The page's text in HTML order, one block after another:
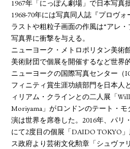
1967年「にっぽん劇場」で日本写真
1968-70年には写真同人誌『プロヴ
ラストや粗粒子画面の作風は“アレ・
写真界に衝撃を与える。
ニューヨーク・メトロポリタン美術
美術財団で個展を開催するなど世界
ニューヨークの国際写真センター（
フィニティ賞生涯功績部門を日本人
ィリアム・クラインとの二人展「
Moriyama」がロンドンのテート・
演は世界を席巻した。2016年、パリ
にて2度目の個展「DAIDO TOKYO
ス政府より芸術文化勲章「シュヴァ